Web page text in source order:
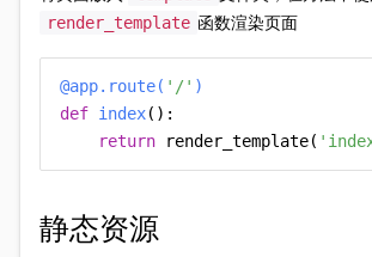
render_template 函数渲染页面
@app.route( '/' )
def index():
return render_template(
静态资源